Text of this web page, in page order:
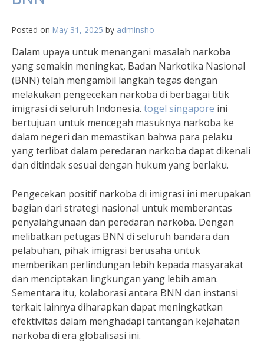
Posted on May 31, 2025 by adminsho
Dalam upaya untuk menangani masalah narkoba
yang semakin meningkat, Badan Narkotika Nasional
(BNN) telah mengambil langkah tegas dengan
melakukan pengecekan narkoba di berbagai titik
imigrasi di seluruh Indonesia. togel singapore ini
bertujuan untuk mencegah masuknya narkoba ke
dalam negeri dan memastikan bahwa para pelaku
yang terlibat dalam peredaran narkoba dapat dikenali
dan ditindak sesuai dengan hukum yang berlaku.
Pengecekan positif narkoba di imigrasi ini merupakan
bagian dari strategi nasional untuk memberantas
penyalahgunaan dan peredaran narkoba. Dengan
melibatkan petugas BNN di seluruh bandara dan
pelabuhan, pihak imigrasi berusaha untuk
memberikan perlindungan lebih kepada masyarakat
dan menciptakan lingkungan yang lebih aman.
Sementara itu, kolaborasi antara BNN dan instansi
terkait lainnya diharapkan dapat meningkatkan
efektivitas dalam menghadapi tantangan kejahatan
narkoba di era globalisasi ini.